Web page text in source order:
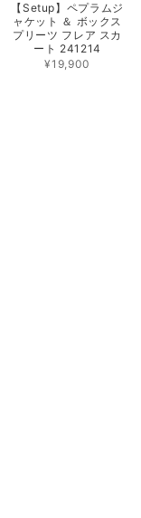
【Setup】ペプラムジ
ャケット ＆ ボックス
プリーツ フレア スカ
ート 241214
¥19,900